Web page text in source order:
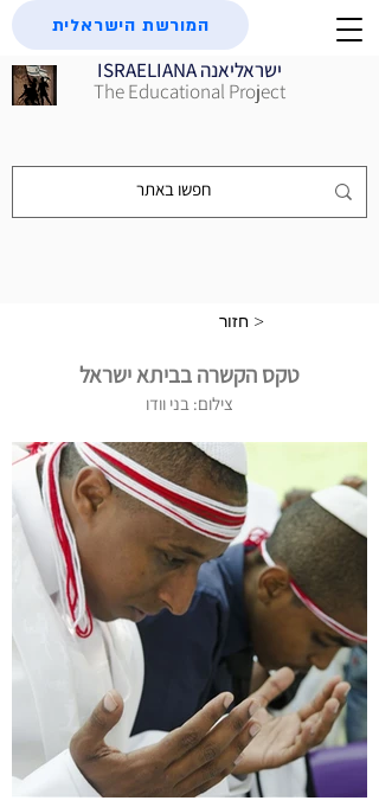
ISRAELIANA ישראליאנה
The Educational Project
המורשת הישראלית
חזור >
טקס הקשרה בביתא ישראל
צילום: בני וודו